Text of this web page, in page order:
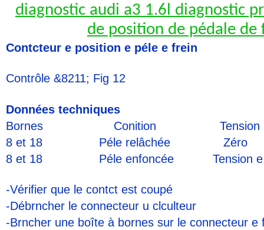
diagnostic audi a3 1.6l diagnostic
de position de pédale de
Contcteur e position e péle e frein
Contrôle &8211; Fig 12
Données techniques
Bornes
Conition
Tension
8 et 18 Péle relâchée Zéro
8 et 18 Péle enfoncée Tension e l
-Vérifier que le contct est coupé
-Débrncher le connecteur u clculteur
-Brncher une boîte à bornes sur le connecteur e